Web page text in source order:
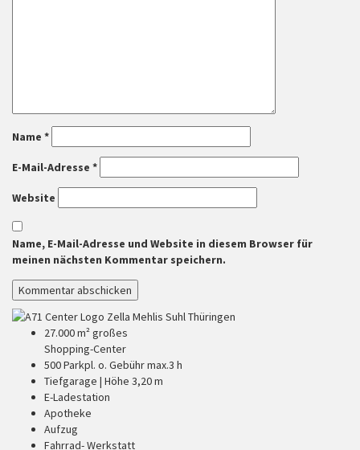
Name *
E-Mail-Adresse *
Website
Name, E-Mail-Adresse und Website in diesem Browser für
meinen nächsten Kommentar speichern.
27.000 m² großes
Shopping-Center
500 Parkpl. o. Gebühr max.3 h
Tiefgarage | Höhe 3,20 m
E-Ladestation
Apotheke
Aufzug
Fahrrad- Werkstatt